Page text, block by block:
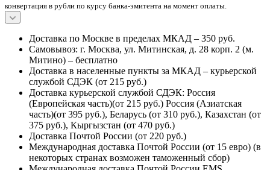
конвертация в рубли по курсу банка-эмитента на момент оплаты.
Доставка по Москве в пределах МКАД – 350 руб.
Самовывоз: г. Москва, ул. Митинская, д. 28 корп. 2 (м.
Митино) – бесплатно
Доставка в населенные пункты за МКАД – курьерской
службой СДЭК (от 215 руб.)
Доставка курьерской службой СДЭК: Россия
(Европейская часть)(от 215 руб.) Россия (Азиатская
часть)(от 395 руб.), Беларусь (от 310 руб.), Казахстан (от
375 руб.), Кыргызстан (от 470 руб.)
Доставка Почтой России (от 220 руб.)
Международная доставка Почтой России (от 15 евро) (в
некоторых странах возможен таможенный сбор)